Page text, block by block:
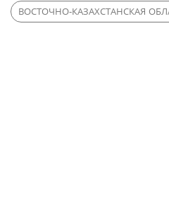
ВОСТОЧНО-КАЗАХСТАНСКАЯ